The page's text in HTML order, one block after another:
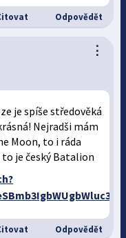
Odpovědět
⋮
je spíše středověká
Nejradši mám
Moon, to i ráda
je český Batalion
Odpovědět